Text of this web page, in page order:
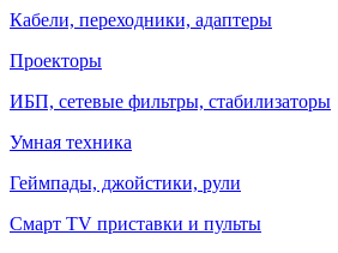
Кабели, переходники, адаптеры
Проекторы
ИБП, сетевые фильтры, стабилизаторы
Умная техника
Геймпады, джойстики, рули
Смарт TV приставки и пульты